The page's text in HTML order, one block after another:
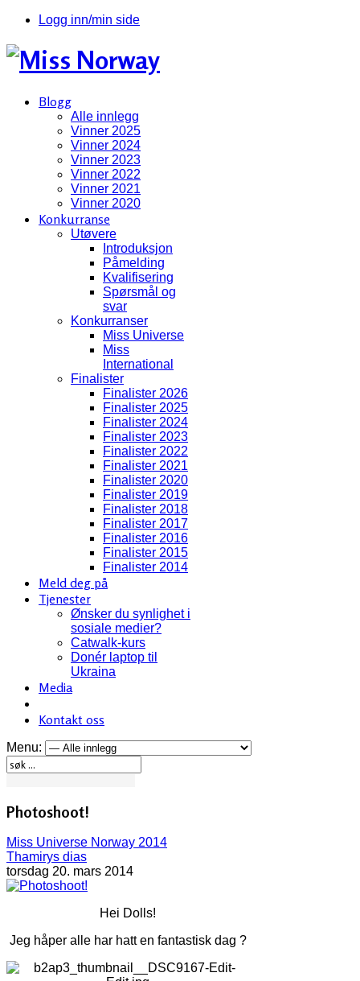
Logg inn/min side
Blogg
Alle innlegg
Vinner 2025
Vinner 2024
Vinner 2023
Vinner 2022
Vinner 2021
Vinner 2020
Konkurranse
Utøvere
Introduksjon
Påmelding
Kvalifisering
Spørsmål og
svar
Konkurranser
Miss Universe
Miss
International
Finalister
Finalister 2026
Finalister 2025
Finalister 2024
Finalister 2023
Finalister 2022
Finalister 2021
Finalister 2020
Finalister 2019
Finalister 2018
Finalister 2017
Finalister 2016
Finalister 2015
Finalister 2014
Meld deg på
Tjenester
Ønsker du synlighet i
sosiale medier?
Catwalk-kurs
Donér laptop til
Ukraina
Media
Kontakt oss
Menu:
Photoshoot!
Miss Universe Norway 2014
Thamirys dias
torsdag 20. mars 2014
Hei Dolls!
Jeg håper alle har hatt en fantastisk dag ?